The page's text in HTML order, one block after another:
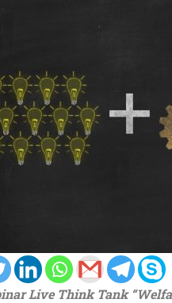
Live Think Tank